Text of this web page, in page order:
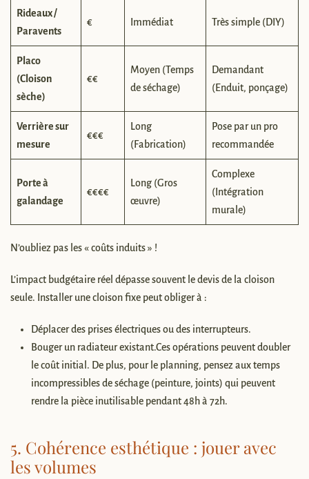
Rideaux /
Paravents
€ Immédiat Très simple (DIY)
Placo
(Cloison
sèche)
€€
Moyen (Temps
de séchage)
Demandant
(Enduit, ponçage)
Verrière sur
mesure
€€€
Long
(Fabrication)
Pose par un pro
recommandée
Porte à
galandage
€€€€
Long (Gros
œuvre)
Complexe
(Intégration
murale)
N’oubliez pas les « coûts induits » !
L’impact budgétaire réel dépasse souvent le devis de la cloison
seule. Installer une cloison fixe peut obliger à :
Déplacer des prises électriques ou des interrupteurs.
Bouger un radiateur existant.Ces opérations peuvent doubler
le coût initial. De plus, pour le planning, pensez aux temps
incompressibles de séchage (peinture, joints) qui peuvent
rendre la pièce inutilisable pendant 48h à 72h.
5. Cohérence esthétique : jouer avec
les volumes